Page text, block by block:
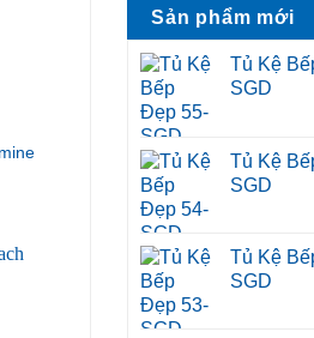
Sản phẩm mới
Tủ Kệ
SGD
Tủ Kệ
SGD
Tủ Kệ
SGD